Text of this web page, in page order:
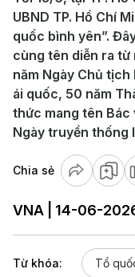
UBND TP. Hồ Chí
quốc bình yên”.
cùng tên diễn ra từ
năm Ngày Chủ
ái quốc, 50 năm
thức mang tên Bác
Ngày truyền thống
Chia sẻ
VNA | 14-06-
Từ khóa: Tổ